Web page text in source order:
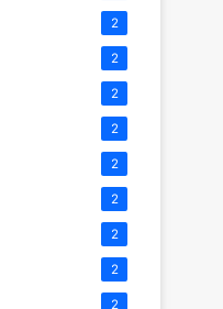
2
2
2
2
2
2
2
2
2